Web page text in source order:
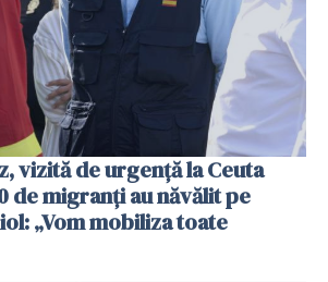
vizită de urgență la Ceuta
de migranți au năvălit pe
„Vom mobiliza toate